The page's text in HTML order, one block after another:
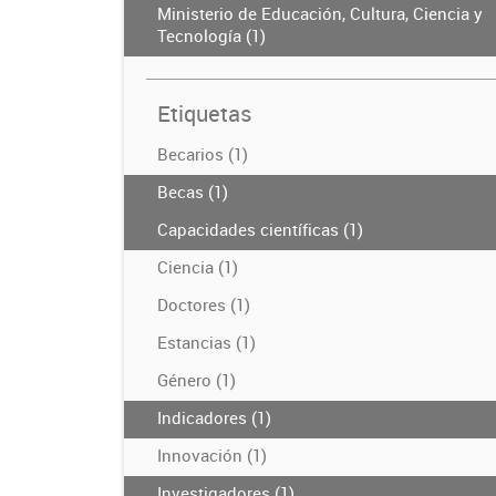
Ministerio de Educación, Cultura, Ciencia y
Tecnología (1)
Etiquetas
Becarios (1)
Becas (1)
Capacidades científicas (1)
Ciencia (1)
Doctores (1)
Estancias (1)
Género (1)
Indicadores (1)
Innovación (1)